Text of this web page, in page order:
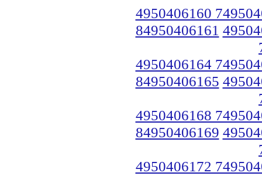
4950406160
84950406161
4950406164
84950406165
4950406168
84950406169
4950406172